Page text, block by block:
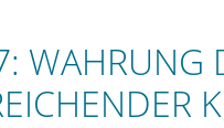
WAHRUNG